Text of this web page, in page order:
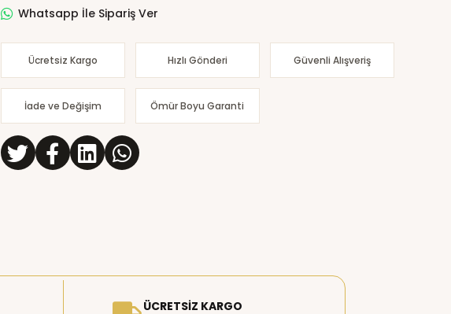
Whatsapp İle Sipariş Ver
Ücretsiz Kargo Hızlı Gönderi Güvenli Alışveriş
İade ve Değişim Ömür Boyu Garanti
ÜCRETSIZ KARGO